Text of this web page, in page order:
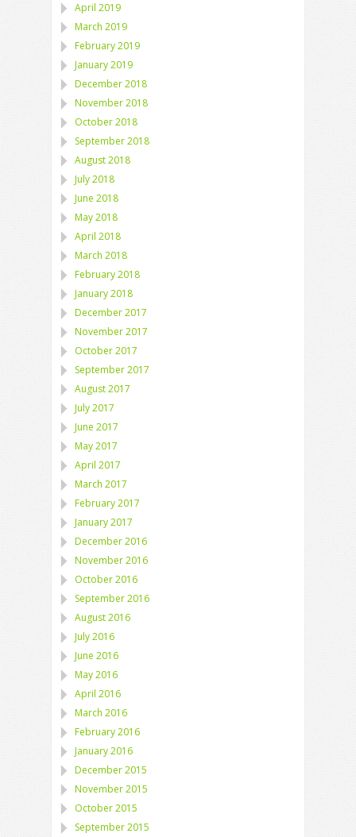
April 2019
March 2019
February 2019
January 2019
December 2018
November 2018
October 2018
September 2018
August 2018
July 2018
June 2018
May 2018
April 2018
March 2018
February 2018
January 2018
December 2017
November 2017
October 2017
September 2017
August 2017
July 2017
June 2017
May 2017
April 2017
March 2017
February 2017
January 2017
December 2016
November 2016
October 2016
September 2016
August 2016
July 2016
June 2016
May 2016
April 2016
March 2016
February 2016
January 2016
December 2015
November 2015
October 2015
September 2015